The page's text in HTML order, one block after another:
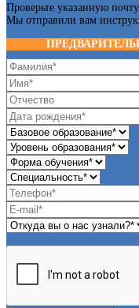
Проверьте указанную
Мы отправили вам